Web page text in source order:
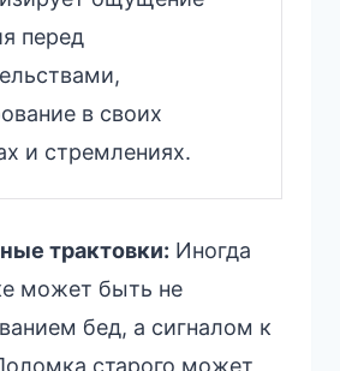
перед
в своих
и стремлениях.
трактовки: Иногда
может быть не
бед, а сигналом к
старого может